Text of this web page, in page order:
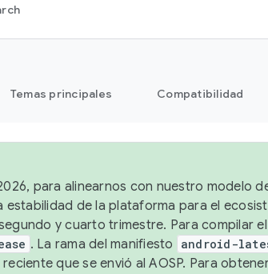
Temas principales Compatibilidad
para alinearnos con nuestro modelo
estabilidad de la plataforma para el
y cuarto trimestre. Para compilar
. La rama del manifiesto android-
que se envió al AOSP. Para